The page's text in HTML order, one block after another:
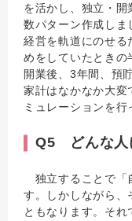
を活かし、独立・
数パターン作成しま
経営を軌道にのせる
めをしていたときの
開業後、3年間、預
家計はなかなか大変
ミュレーションを行
Q5 どんな人
独立することで「
す。しかしながら、
ともなります。そ